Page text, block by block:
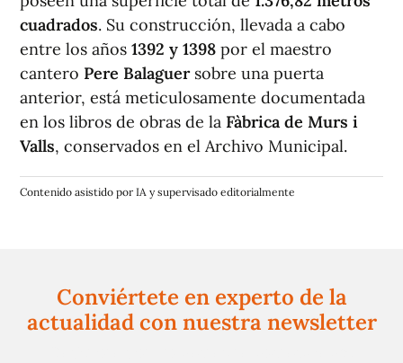
cuadrados. Su construcción, llevada a cabo
entre los años 1392 y 1398 por el maestro
cantero Pere Balaguersobre una puerta
anterior, está meticulosamente documentada
en los libros de obras de la Fàbrica de Murs i
Valls, conservados en el Archivo Municipal.
Contenido asistido por IA y supervisado editorialmente
Conviértete en experto de la
actualidad con nuestra newsletter